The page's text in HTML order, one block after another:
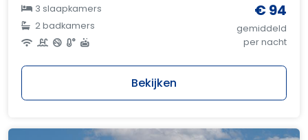
3 slaapkamers
2 badkamers
€ 94
gemiddeld
per nacht
Bekijken